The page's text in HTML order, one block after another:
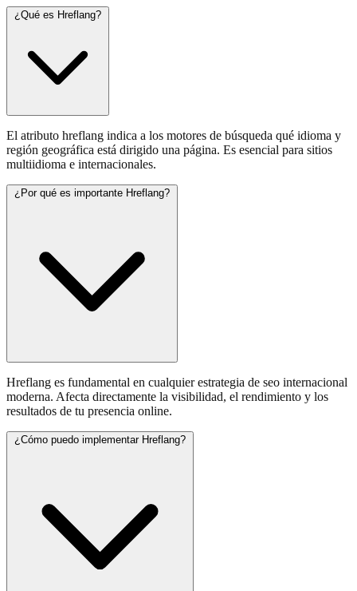
¿Qué es Hreflang?
El atributo hreflang indica a los motores de búsqueda qué idioma y
región geográfica está dirigido una página. Es esencial para sitios
multiidioma e internacionales.
¿Por qué es importante Hreflang?
Hreflang es fundamental en cualquier estrategia de seo internacional
moderna. Afecta directamente la visibilidad, el rendimiento y los
resultados de tu presencia online.
¿Cómo puedo implementar Hreflang?